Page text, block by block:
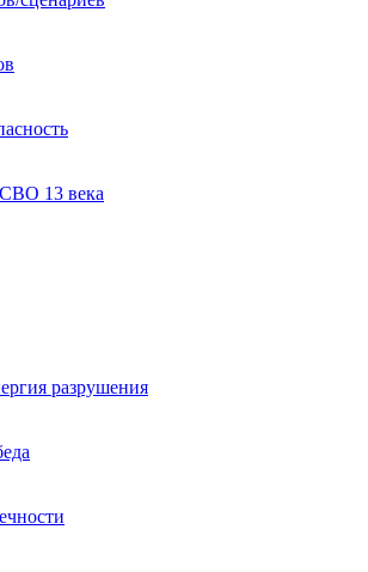
13 века
разрушения